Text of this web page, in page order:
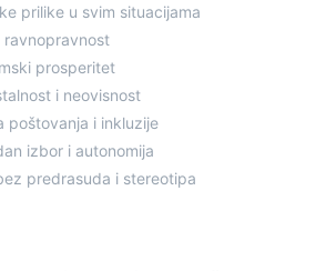
prilike u svim situacijama
ravnopravnost
prosperitet
i neovisnost
poštovanja i inkluzije
izbor i autonomija
predrasuda i stereotipa